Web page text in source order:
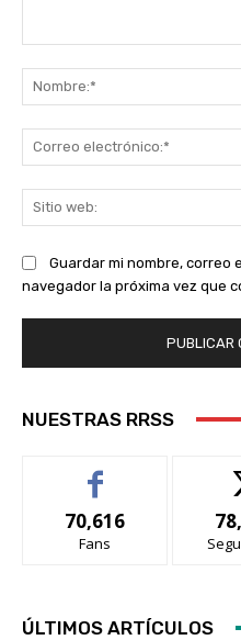
Guardar mi nombre, correo
navegador la próxima vez que
NUESTRAS RRSS
70,616
Fans
ÚLTIMOS ARTÍCULOS